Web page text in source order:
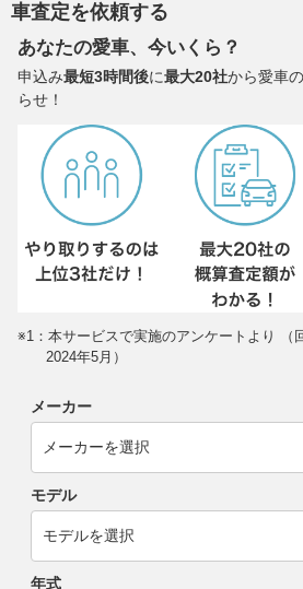
車査定を依頼する
あなたの愛車、今いくら？
申込み最短3時間後に最大20社から愛車
らせ！
※1：本サービスで実施のアンケートより （
2024年5月）
メーカー
モデル
年式